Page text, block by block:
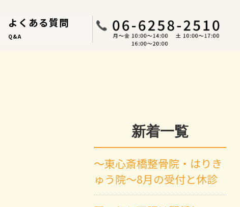
よくある質問
Q&A
新着一覧
～東心斎橋整骨院・はりき
ゅう院～8月の受付と休診